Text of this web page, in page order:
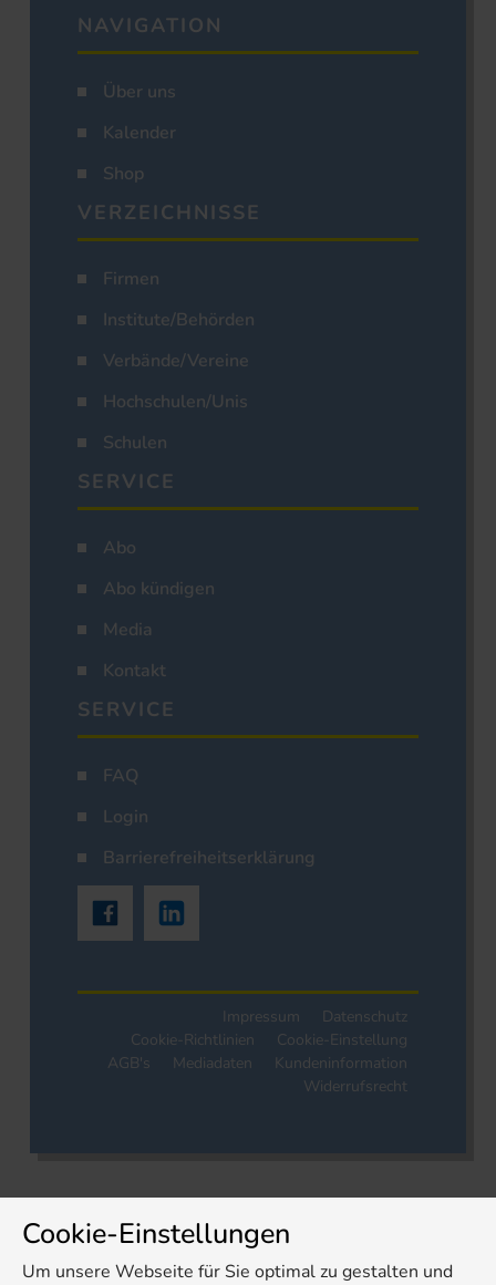
NAVIGATION
Über uns
Kalender
Shop
VERZEICHNISSE
Firmen
Institute/Behörden
Verbände/Vereine
Hochschulen/Unis
Schulen
SERVICE
Abo
Abo kündigen
Media
Kontakt
SERVICE
FAQ
Login
Barrierefreiheitserklärung
Impressum
Datenschutz
Cookie-Richtlinien
Cookie-Einstellung
AGB's
Mediadaten
Kundeninformation
Widerrufsrecht
Cookie-Einstellungen
Um unsere Webseite für Sie optimal zu gestalten und